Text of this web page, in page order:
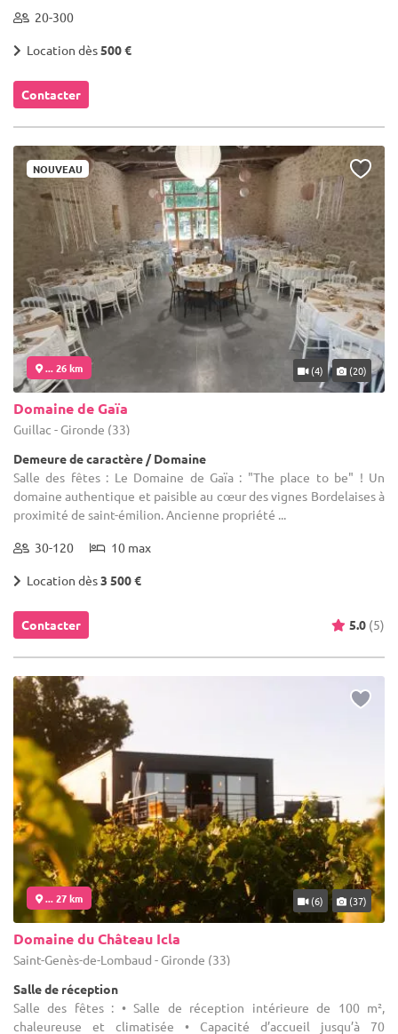
20-300
Location dès500 €
Contacter
NOUVEAU
... 26 km (4) (20)
Domaine de Gaïa
Guillac - Gironde (33)
Demeure de caractère / Domaine
Salle des fêtes : Le Domaine de Gaïa : "The place to be" ! Un
domaine authentique et paisible au cœur des vignes Bordelaises à
proximité de saint-émilion. Ancienne propriété ...
30-120 10 max
Location dès3 500 €
Contacter 5.0 (5)
... 27 km (6) (37)
Domaine du Château Icla
Saint-Genès-de-Lombaud - Gironde (33)
Salle de réception
Salle des fêtes : • Salle de réception intérieure de 100 m²,
chaleureuse et climatisée • Capacité d’accueil jusqu’à 70